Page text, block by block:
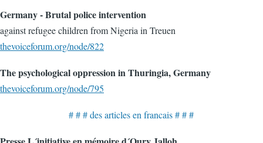
Germany - Brutal police intervention
against refugee children from Nigeria in Treuen
thevoiceforum.org/node/822
The psychological oppression in Thuringia, Germany
thevoiceforum.org/node/795
# # # des articles en francais # # #